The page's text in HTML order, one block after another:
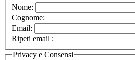
Nome:
Cognome:
Email:
Ripeti email :
Privacy e Consensi